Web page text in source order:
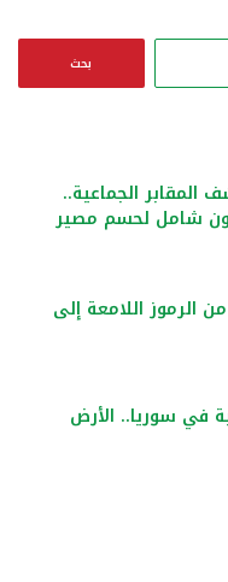
ن
الجماعية..
شامل لحسم مصير
الرموز اللامعة إلى
في سوريا.. الأرض